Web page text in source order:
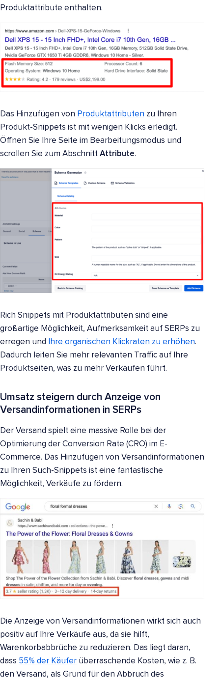
Produktattribute enthalten.
Das Hinzufügen von Produktattributen zu Ihren
Produkt-Snippets ist mit wenigen Klicks erledigt.
Öffnen Sie Ihre Seite im Bearbeitungsmodus und
scrollen Sie zum Abschnitt Attribute.
Rich Snippets mit Produktattributen sind eine
großartige Möglichkeit, Aufmerksamkeit auf SERPs zu
erregen und
Ihre organischen Klickraten zu erhöhen.
Dadurch leiten Sie mehr relevanten Traffic auf Ihre
Produktseiten, was zu mehr Verkäufen führt.
Umsatz steigern durch Anzeige von
Versandinformationen in SERPs
Der Versand spielt eine massive Rolle bei der
Optimierung der Conversion Rate (CRO) im E-
Commerce. Das Hinzufügen von Versandinformationen
zu Ihren Such-Snippets ist eine fantastische
Möglichkeit, Verkäufe zu fördern.
Die Anzeige von Versandinformationen wirkt sich auch
positiv auf Ihre Verkäufe aus, da sie hilft,
Warenkorbabbrüche zu reduzieren. Das liegt daran,
dass 55% der Käufer überraschende Kosten, wie z. B.
den Versand, als Grund für den Abbruch des